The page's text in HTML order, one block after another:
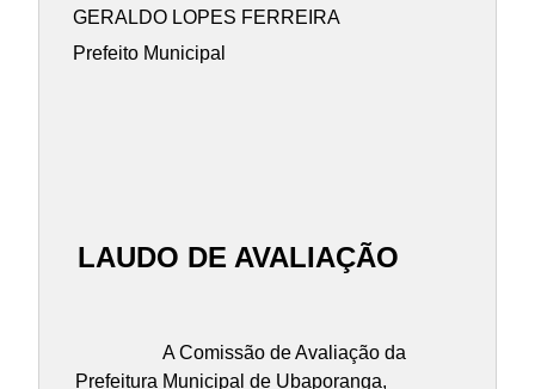
GERALDO LOPES FERREIRA
Prefeito Municipal
LAUDO DE AVALIAÇÃO
A Comissão de Avaliação da
Prefeitura Municipal de Ubaporanga,